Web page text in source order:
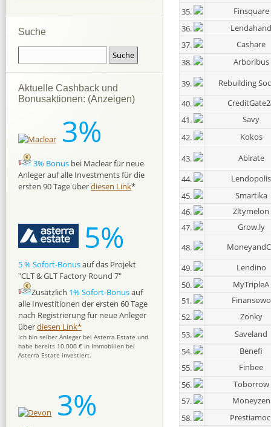
35.
Finsquare
36.
Lendahand
37.
Cashare
38.
Arboribus
39.
Rebuilding
40.
41.
Savy
42.
Kokos
43.
Ablrate
44.
Lendopolis
45.
Smartika
46.
Zltymelon
47.
Grow.ly
48.
49.
Lendino
50.
MyTripleA
51.
Finansowo
52.
Zonky
53.
Saveland
54.
Benefi
55.
Finbee
56.
Toborrow
57.
Moneyzen
58.
Suche
Aktuelle Cashback und
Bonusaktionen: (Anzeigen)
3%
3% Bonus bei Maclear für neue
Anleger auf alle Investments für die
ersten 90 Tage überdiesen Link*
5%
5 % Sofort-Bonusauf das Projekt
"CLT & GLT Factory Round 7"
Zusätzlich 1% Sofort-Bonusauf
alle Investitionen der ersten 60 Tage
nach Registrierung für neue Anleger
überdiesen Link*
Ich bin selber Anleger bei Asterra Estate und
habe bereits 10.000 € in Immobilien bei
Asterra Estate investiert.
3%